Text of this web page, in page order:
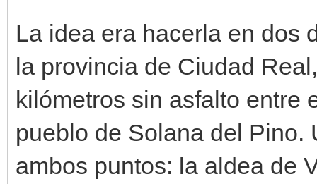
La idea era hacerla en dos
la provincia de Ciudad
kilómetros sin asfalto entre
pueblo de Solana del Pino.
ambos puntos: la aldea de